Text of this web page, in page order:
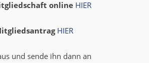
online HIER
HIER
und sende ihn dann an